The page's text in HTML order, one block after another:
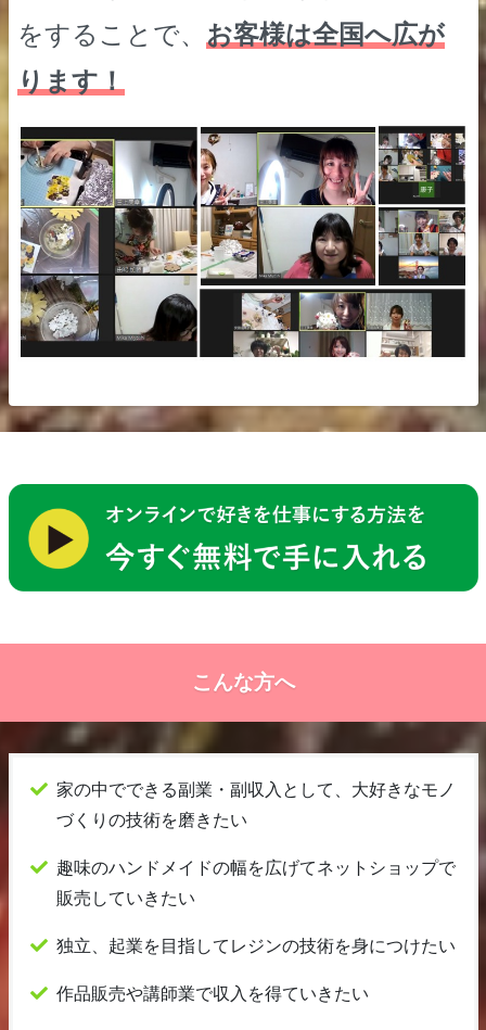
をすることで、 お客様は全国へ広が
ります！
こんな方へ
家の中でできる副業・副収入として、大好きなモノ
づくりの技術を磨きたい
趣味のハンドメイドの幅を広げてネットショップで
販売していきたい
独立、起業を目指してレジンの技術を身につけたい
作品販売や講師業で収入を得ていきたい